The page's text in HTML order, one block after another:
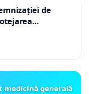
de
medicină generală